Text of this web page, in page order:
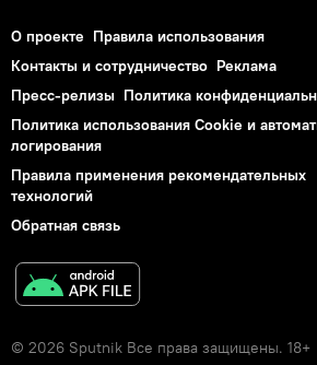
О проекте Правила использования
Контакты и сотрудничество Реклама
Пресс-релизы Политика
Политика использования Cookie и
логирования
Правила применения рекомендательных
технологий
Обратная связь
© 2026 Sputnik Все права защищены. 18+